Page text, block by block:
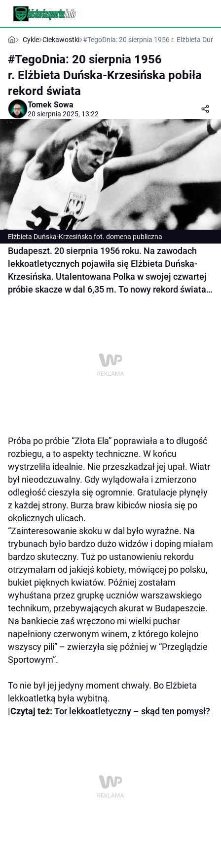
Cykle Ciekawostki #TegoDnia: 20 sierpnia 1956 r. Elżbieta
#TegoDnia: 20 sierpnia 1956
r. Elżbieta Duńska-Krzesińska pobiła
rekord świata
Tomek Sowa
20 sierpnia 2025, 13:22
Elżbieta Duńska-Krzesińska fot. domena publiczna
Budapeszt. 20 sierpnia 1956 roku. Na zawodach
lekkoatletycznych pojawiła się Elżbieta Duńska-
Krzesińska. Utalentowana Polka w swojej czwartej
próbie skacze w dal 6,35 m. To nowy rekord świata…
Próba po próbie “Złota Ela” poprawiała a to długość
rozbiegu, a to aspekty techniczne. W końcu
wystrzeliła idealnie. Nie przeszkadzał jej upał. Wiatr
był nieodczuwalny. Gdy wylądowała i zmierzono
odległość cieszyła się ogromnie. Gratulacje płynęły
z każdej strony. Burza braw kibiców niosła się po
okolicznych ulicach.
“Zainteresowanie skoku w dal było wyraźne. Na
trybunach było bardzo dużo widzów i doping miałam
bardzo skuteczny. Tuż po ustanowieniu rekordu
otrzymałam od jakiejś kobiety, mówiącej po polsku,
bukiet pięknych kwiatów. Później zostałam
wyhuśtana przez grupkę uczniów warszawskiego
technikum, przebywających akurat w Budapeszcie.
Na bankiecie zaś wręczono mi wielki puchar
napełniony czerwonym winem, z którego kolejno
wszyscy pili” – zwierzyła się później w “Przeglądzie
Sportowym”.
To nie był jej jedyny moment chwały. Bo Elżbieta
lekkoatletką była wybitną.
|Czytaj też: Tor lekkoatletyczny – skąd ten pomysł?